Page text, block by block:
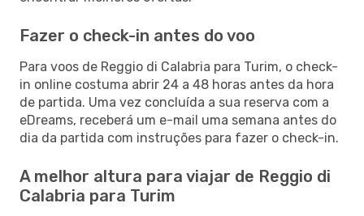
Fazer o check-in antes do voo
Para voos de Reggio di Calabria para Turim, o check-
in online costuma abrir 24 a 48 horas antes da hora
de partida. Uma vez concluída a sua reserva com a
eDreams, receberá um e-mail uma semana antes do
dia da partida com instruções para fazer o check-in.
A melhor altura para viajar de Reggio di
Calabria para Turim